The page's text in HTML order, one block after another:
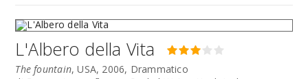
L'Albero della Vita
The fountain, USA, 2006, Drammatico